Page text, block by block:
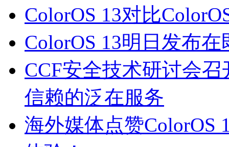
ColorOS 13对比
ColorOS 13明日发布
CCF安全技术研讨会
信赖的泛在服务
海外媒体点赞ColorOS